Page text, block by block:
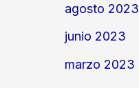
agosto 2023
junio 2023
marzo 2023